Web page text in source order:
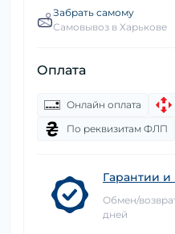
Забрать самому
Самовывоз в Харькове
Оплата
Онлайн оплата
По реквизитам ФЛП
Гарантии и
Обмен/
дней